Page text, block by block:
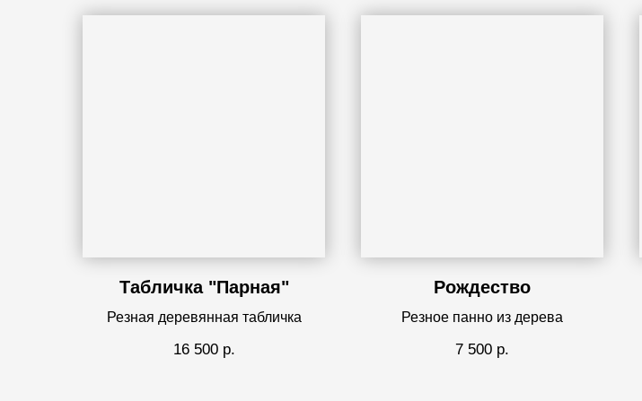
Табличка "Парная"
Резная деревянная табличка
16 500 р.
Рождество
Резное панно из дерева
7 500 р.